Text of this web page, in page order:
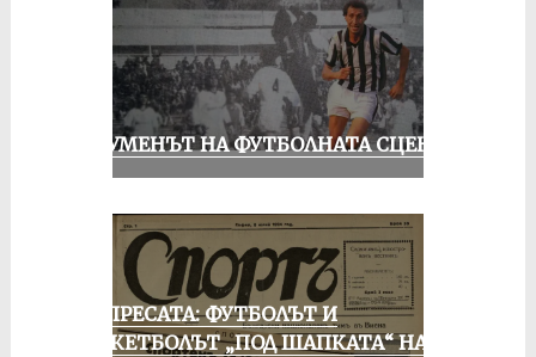
ШОУМЕНЪТ НА ФУТБОЛНАТА СЦЕНА
ОТ ПРЕСАТА: ФУТБОЛЪТ И
БАСКЕТБОЛЪТ „ПОД ШАПКАТА“ НА